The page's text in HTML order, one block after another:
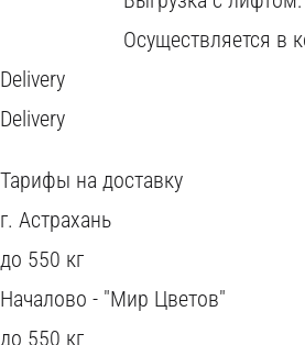
Осуществляется в
Delivery
Delivery
Тарифы на доставку
г. Астрахань
до 550 кг
Началово - "Мир Цветов"
до 550 кг